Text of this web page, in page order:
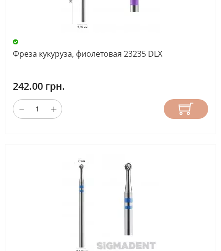
Фреза кукуруза, фиолетовая 23235 DLX
242.00 грн.